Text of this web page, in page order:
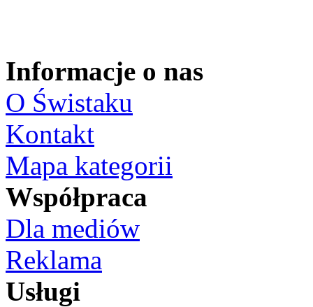
Informacje o nas
O Świstaku
Kontakt
Mapa kategorii
Współpraca
Dla mediów
Reklama
Usługi